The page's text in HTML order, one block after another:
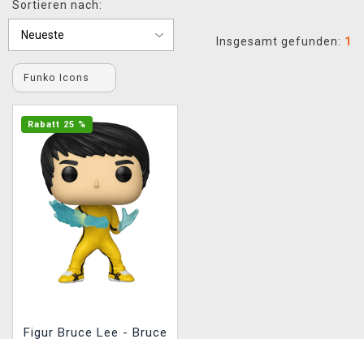
XZONE CLUB
Sortieren nach:
Insgesamt gefunden: 1
Funko Icons
Rabatt 25 %
Figur Bruce Lee - Bruce